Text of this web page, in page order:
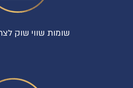
שומות שווי שוק